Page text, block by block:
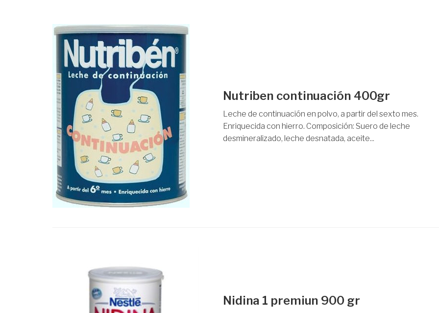
Nutriben continuación 400gr
Leche de continuación en polvo, a partir del sexto mes.
Enriquecida con hierro. Composición: Suero de leche
desmineralizado, leche desnatada, aceite...
Nidina 1 premiun 900 gr